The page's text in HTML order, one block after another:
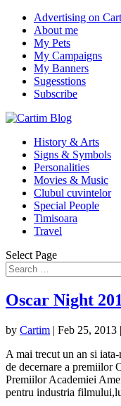
Advertising on
About me
My Pets
My Campaigns
My Banners
Sugesstions
Subscribe
History & Arts
Signs & Symbols
Personalities
Movies & Music
Clubul cuvintelor
Special People
Timisoara
Travel
Select Page
Oscar Night
by Cartim | Feb 25, 2013 |
A mai trecut un an si
de decernare a premiilor
Premiilor Academiei
pentru industria